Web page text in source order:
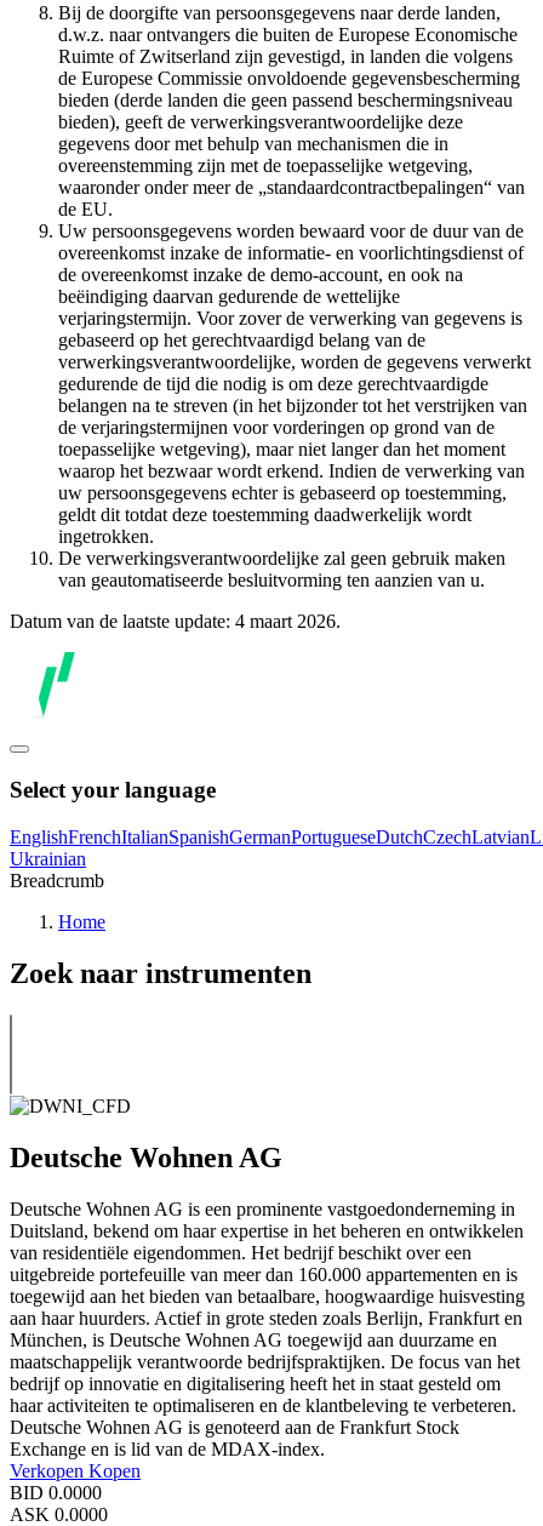
Bij de doorgifte van persoonsgegevens naar derde landen,
d.w.z. naar ontvangers die buiten de Europese Economische
Ruimte of Zwitserland zijn gevestigd, in landen die volgens
de Europese Commissie onvoldoende gegevensbescherming
bieden (derde landen die geen passend beschermingsniveau
bieden), geeft de verwerkingsverantwoordelijke deze
gegevens door met behulp van mechanismen die in
overeenstemming zijn met de toepasselijke wetgeving,
waaronder onder meer de „standaardcontractbepalingen“ van
de EU.
Uw persoonsgegevens worden bewaard voor de duur van de
overeenkomst inzake de informatie- en voorlichtingsdienst of
de overeenkomst inzake de demo-account, en ook na
beëindiging daarvan gedurende de wettelijke
verjaringstermijn. Voor zover de verwerking van gegevens is
gebaseerd op het gerechtvaardigd belang van de
verwerkingsverantwoordelijke, worden de gegevens verwerkt
gedurende de tijd die nodig is om deze gerechtvaardigde
belangen na te streven (in het bijzonder tot het verstrijken van
de verjaringstermijnen voor vorderingen op grond van de
toepasselijke wetgeving), maar niet langer dan het moment
waarop het bezwaar wordt erkend. Indien de verwerking van
uw persoonsgegevens echter is gebaseerd op toestemming,
geldt dit totdat deze toestemming daadwerkelijk wordt
ingetrokken.
De verwerkingsverantwoordelijke zal geen gebruik maken
van geautomatiseerde besluitvorming ten aanzien van u.
Datum van de laatste update: 4 maart 2026.
Select your language
EnglishFrenchItalianSpanishGermanPortugueseDutchCzechLatvian
Ukrainian
Breadcrumb
Home
Zoek naar instrumenten
Deutsche Wohnen AG
Deutsche Wohnen AG is een prominente vastgoedonderneming in
Duitsland, bekend om haar expertise in het beheren en ontwikkelen
van residentiële eigendommen. Het bedrijf beschikt over een
uitgebreide portefeuille van meer dan 160.000 appartementen en is
toegewijd aan het bieden van betaalbare, hoogwaardige huisvesting
aan haar huurders. Actief in grote steden zoals Berlijn, Frankfurt en
München, is Deutsche Wohnen AG toegewijd aan duurzame en
maatschappelijk verantwoorde bedrijfspraktijken. De focus van het
bedrijf op innovatie en digitalisering heeft het in staat gesteld om
haar activiteiten te optimaliseren en de klantbeleving te verbeteren.
Deutsche Wohnen AG is genoteerd aan de Frankfurt Stock
Exchange en is lid van de MDAX-index.
Verkopen Kopen
BID 0.0000
ASK 0.0000